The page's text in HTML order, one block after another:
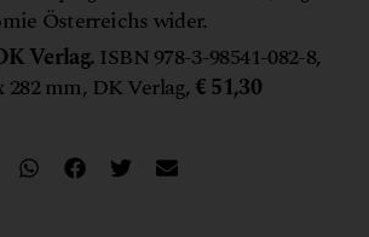
Österreichs wider.
Verlag. ISBN 978-3-98541-082-8,
282 mm, DK Verlag,€ 51,30